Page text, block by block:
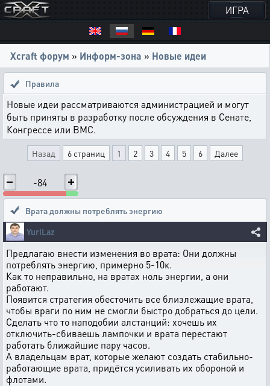
ИГРА
Xcraft форум » Информ-зона » Новые идеи
Правила
Новые идеи рассматриваются администрацией и могут
быть приняты в разработку после обсуждения в Сенате,
Конгрессе или ВМС.
Назад 6 страниц 1 2 3 4 5 6 Далее
-84
Врата должны потреблять энергию
YuriLaz
Предлагаю внести изменения во врата: Они должны
потреблять энергию, примерно 5-10к.
Как то неправильно, на вратах ноль энергии, а они
работают.
Появится стратегия обесточить все близлежащие врата,
чтобы враги по ним не смогли быстро добраться до цели.
Сделать что то наподобии алстанций: хочешь их
отключить-сбиваешь лампочки и врата перестают
работать ближайшие пару часов.
А владельцам врат, которые желают создать стабильно-
работающие врата, придётся усиливать их обороной и
флотами.